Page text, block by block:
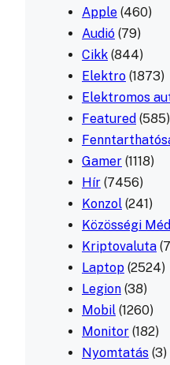
Apple (460)
Audió (79)
Cikk (844)
Elektro (1873)
Elektromos
Featured (585)
Gamer (1118)
Hír (7456)
Konzol (241)
Közösségi
Kriptovaluta
Laptop (2524)
Legion (38)
Mobil (1260)
Monitor (182)
Nyomtatás (3)